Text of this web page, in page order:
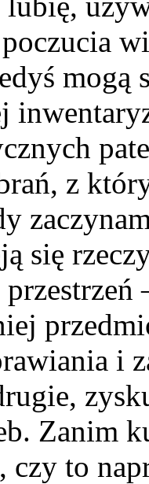
mogą
z
się
i
Zanim
czy to